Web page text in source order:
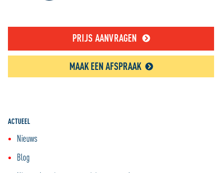
PRIJS AANVRAGEN
MAAK EEN AFSPRAAK
ACTUEEL
Nieuws
Blog